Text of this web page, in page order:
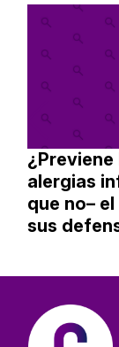
¿Previene
alergias
que no–
sus